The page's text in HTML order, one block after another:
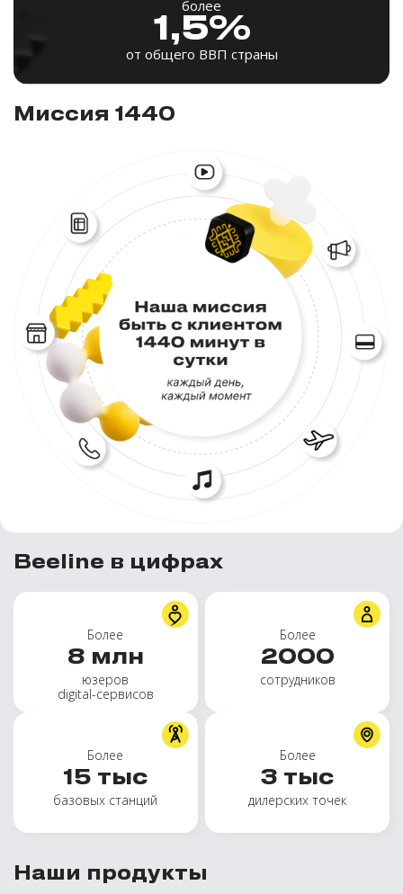
более
1,5%
от общего ВВП страны
Миссия 1440
Beeline в цифрах
Более
8 млн
юзеров
digital-сервисов
Более
2000
сотрудников
Более
15 тыс
базовых станций
Более
3 тыс
дилерских точек
Наши продукты